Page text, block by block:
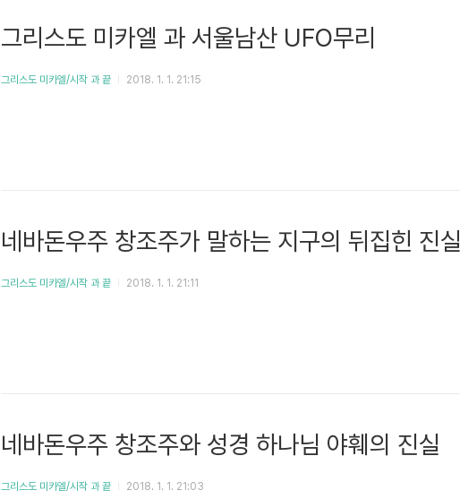
그리스도 미카엘 과 서울남산 UFO무리
그리스도 미카엘/시작 과 끝 2018. 1. 1. 21:15
네바돈우주 창조주가 말하는 지구의 뒤집힌 진실
그리스도 미카엘/시작 과 끝 2018. 1. 1. 21:11
네바돈우주 창조주와 성경 하나님 야훼의 진실
그리스도 미카엘/시작 과 끝 2018. 1. 1. 21:03